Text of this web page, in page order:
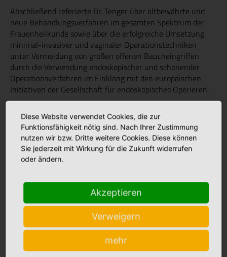
Abschließend referierte Dr. Tenger über altbewährte und
neue Behandlungsverfahren im gesamten Spektrum der
Frauenheilkunde sowie über die erfolgreiche Umsetzung
minimal-invasiver und vaginaler Operationstechniken
unter Vermeidung von großen offenen Baucheingriffen
durch die Verwendung endoskopischer und schonender
Operationsverfahren im Einklang mit den europäischen
Initiativen der Gesellschaft für endoskopisches Operieren.
Aktuelles
Babyalbum
Diese Website verwendet Cookies, die zur
Funktionsfähigkeit nötig sind. Nach Ihrer Zustimmung
nutzen wir bzw. Dritte weitere Cookies. Diese können
Sie jederzeit mit Wirkung für die Zukunft widerrufen
oder ändern.
Akzeptieren
Verweigern
mehr